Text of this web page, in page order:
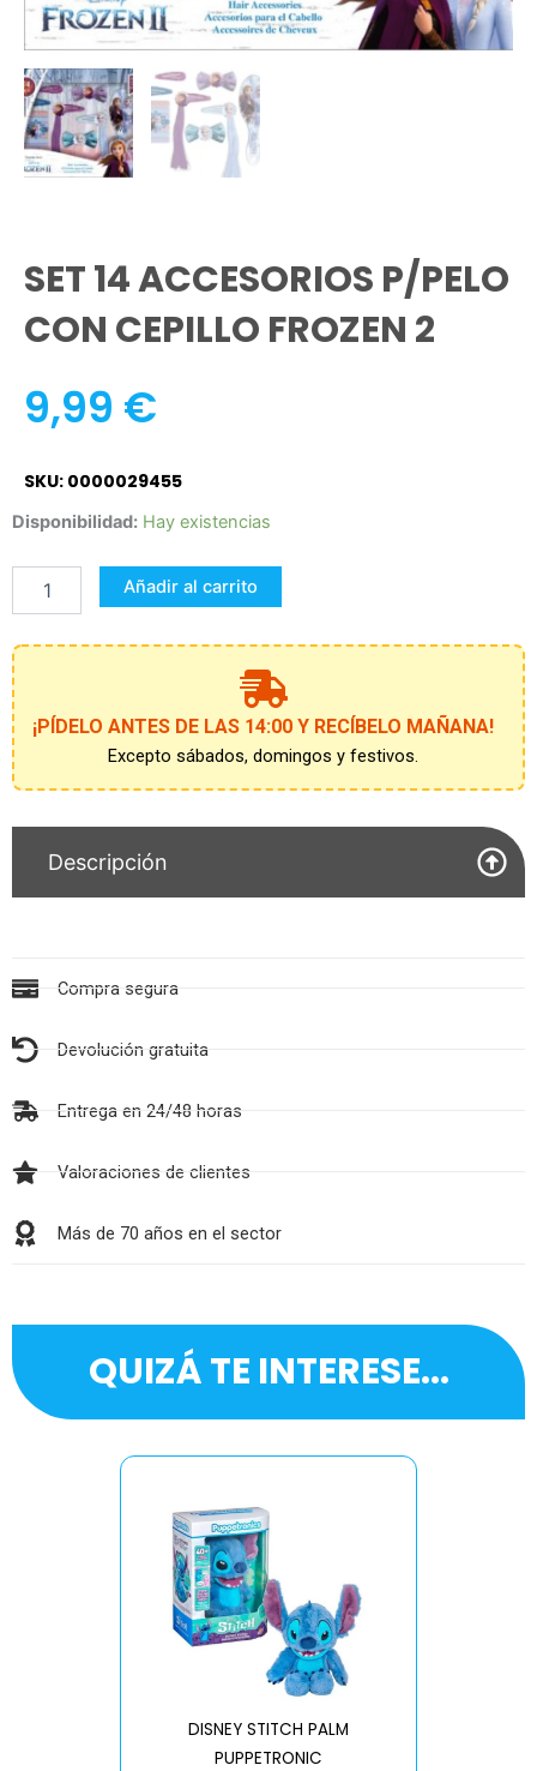
SET 14 ACCESORIOS P/PELO
CON CEPILLO FROZEN 2
9,99 €
SKU: 0000029455
Disponibilidad: Hay existencias
SET
ACCESORIOS
P/PELO
CON
FROZEN
2
cantidad
Añadir al carrito
¡PÍDELO ANTES DE LAS 14:00 Y RECÍBELO MAÑANA!
Excepto sábados, domingos y festivos.
Descripción
Compra segura
Devolución gratuita
Entrega en 24/48 horas
Valoraciones de clientes
Más de 70 años en el sector
QUIZÁ TE INTERESE...
DISNEY STITCH PALM
PUPPETRONIC